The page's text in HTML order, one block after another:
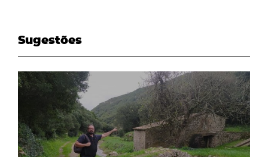
Sugestões
page